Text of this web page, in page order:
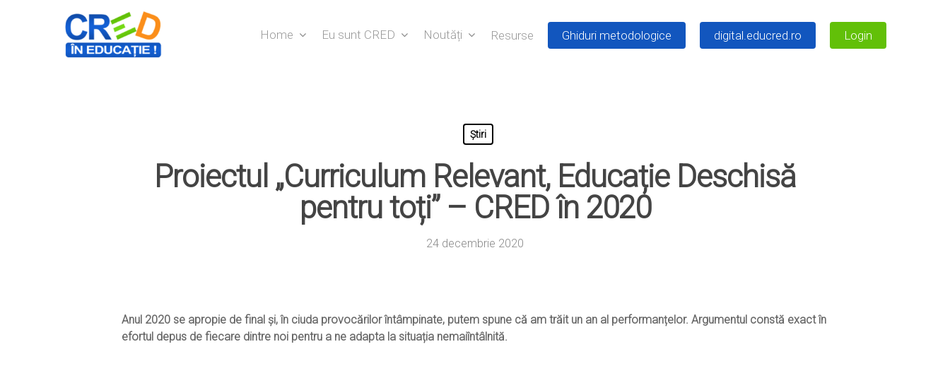
Home Eu sunt CRED Noutăți Resurse Ghiduri metodologice digital.educred.ro Login
Știri
Proiectul „Curriculum Relevant, Educație Deschisă
pentru toți” – CRED în 2020
24 decembrie 2020
Anul 2020 se apropie de final și, în ciuda provocărilor întâmpinate, putem spune că am trăit un an al performanțelor. Argumentul constă exact în
efortul depus de fiecare dintre noi pentru a ne adapta la situația nemaiîntâlnită.